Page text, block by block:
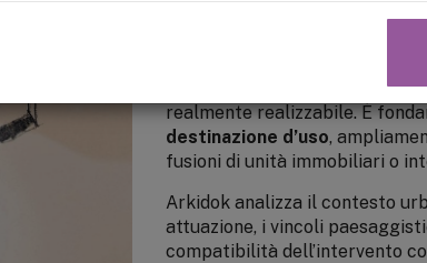
Studio di fattibilità edilizia
intende effettuare un
o del territorio. È richiesto, ad
immobile da ristrutturare, per
realmente realizzabile. È
destinazione d’uso,
fusioni di unità immobiliari o
Arkidok analizza il contesto
attuazione, i vincoli
compatibilità dell’intervento